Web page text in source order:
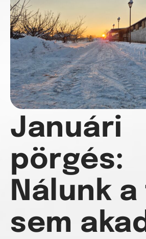
Januári
pörgés:
Nálunk
sem